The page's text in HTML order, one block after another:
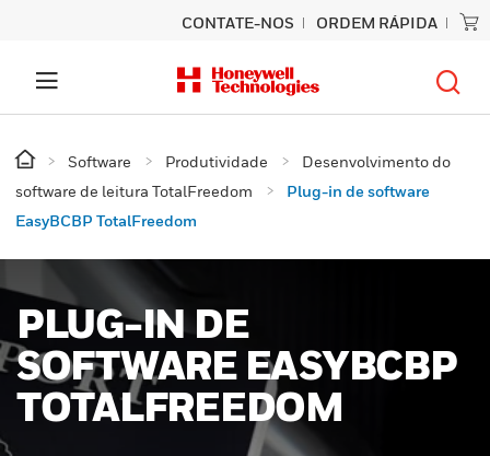
CONTATE-NOS ORDEM RÁPIDA
Software Produtividade
Desenvolvimento do
software de leitura TotalFreedom
Plug-in de software
EasyBCBP TotalFreedom
PLUG-IN DE
SOFTWARE EASYBCBP
TOTALFREEDOM